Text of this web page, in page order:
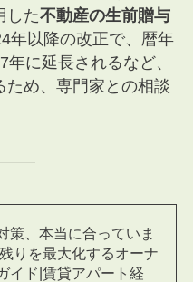
した不動産の生前贈与
年以降の改正で、暦年
に延長されるなど、
ため、専門家との相談
策、本当に合っていま
りを最大化するオーナ
イド|賃貸アパート経